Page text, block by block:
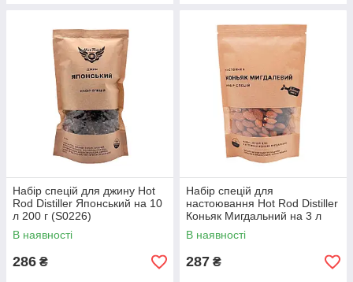
Набір спецій для джину Hot
Rod Distiller Японський на 10
л 200 г (S0226)
В наявності
286 ₴
Набір спецій для
настоювання Hot Rod Distiller
Коньяк Мигдальний на 3 л
140 г (S0163)
В наявності
287 ₴